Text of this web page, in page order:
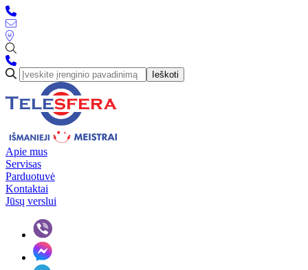
Ieškoti
Apie mus
Servisas
Parduotuvė
Kontaktai
Jūsų verslui